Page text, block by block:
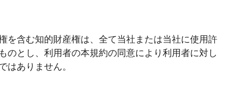
を含む知的財産権は、全て当社または当社に使用許
のとし、利用者の本規約の同意により利用者に対し
はありません。